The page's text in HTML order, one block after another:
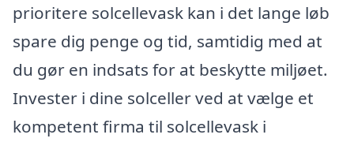
prioritere solcellevask kan i det lange løb
spare dig penge og tid, samtidig med at
du gør en indsats for at beskytte miljøet.
Invester i dine solceller ved at vælge et
kompetent firma til solcellevask i